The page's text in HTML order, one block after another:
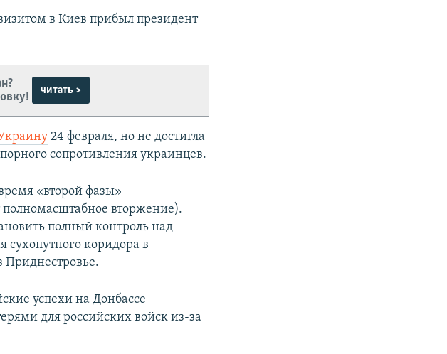
в Киев прибыл президент
читать >
24 февраля, но не достигла
сопротивления украинцев.
«второй фазы»
вторжение).
полный контроль над
коридора в
успехи на Донбассе
для российских войск из-за